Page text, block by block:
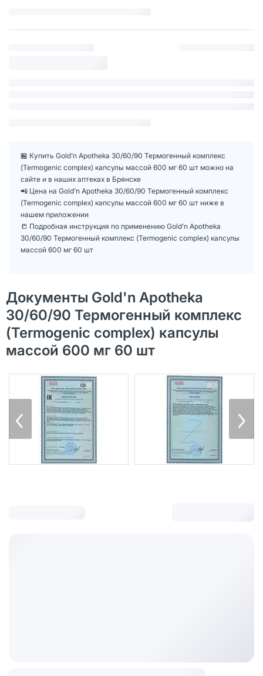
🏪 Купить Gold'n Apotheka 30/60/90 Термогенный комплекс
(Termogenic complex) капсулы массой 600 мг 60 шт можно на
сайте и в наших аптеках в Брянске
📲 Цена на Gold'n Apotheka 30/60/90 Термогенный комплекс
(Termogenic complex) капсулы массой 600 мг 60 шт ниже в
нашем приложении
📒 Подробная инструкция по применению Gold'n Apotheka
30/60/90 Термогенный комплекс (Termogenic complex) капсулы
массой 600 мг 60 шт
Документы Gold'n Apotheka
30/60/90 Термогенный комплекс
(Termogenic complex) капсулы
массой 600 мг 60 шт